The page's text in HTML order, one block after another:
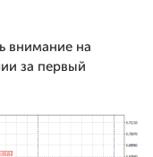
внимание на
за первый